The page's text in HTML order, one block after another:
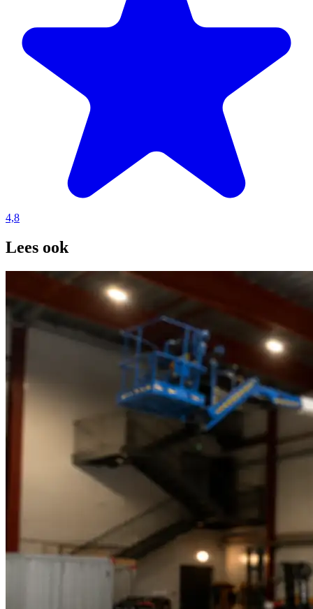
4,8
Lees ook